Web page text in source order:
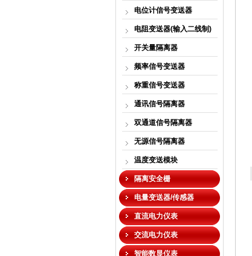
电位计信号变送器
电阻变送器(输入二线制)
开关量隔离器
频率信号变送器
称重信号变送器
通讯信号隔离器
双通道信号隔离器
无源信号隔离器
温度变送模块
隔离安全栅
电量变送器/传感器
直流电力仪表
交流电力仪表
智能数显仪表